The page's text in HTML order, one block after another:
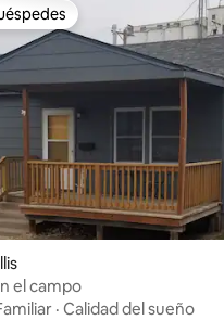
el campo
· Calidad del sueño